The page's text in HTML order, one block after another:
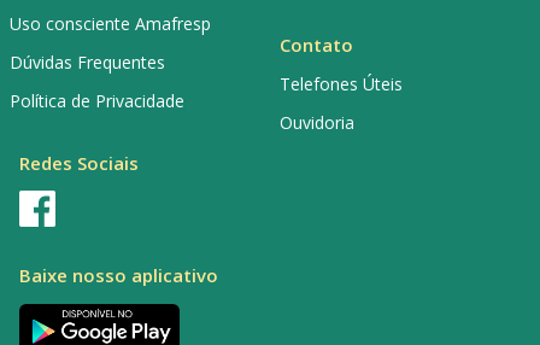
Uso consciente Amafresp
Dúvidas Frequentes
Política de Privacidade
Contato
Telefones Úteis
Ouvidoria
Redes Sociais
Baixe nosso aplicativo